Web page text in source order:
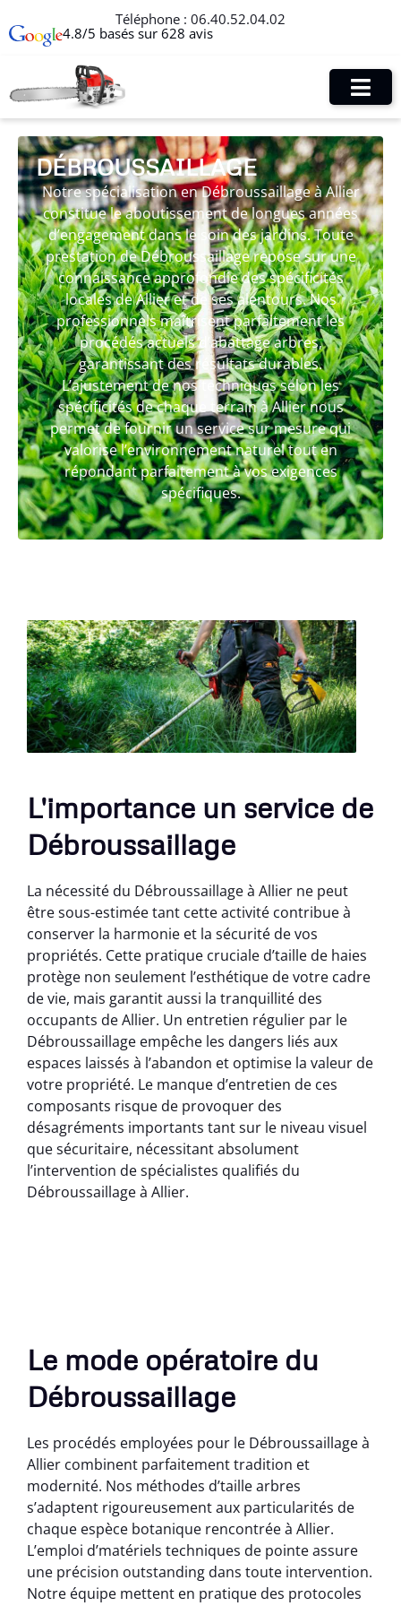
Téléphone : 06.40.52.04.02
4.8/5 basés sur 628 avis
DÉBROUSSAILLAGE
Notre spécialisation en Débroussaillage à Allier
constitue le aboutissement de longues années
d’engagement dans le soin des jardins. Toute
prestation de Débroussaillage repose sur une
connaissance approfondie des spécificités
locales de Allier et de ses alentours. Nos
professionnels maîtrisent parfaitement les
procédés actuels d’abattage arbres,
garantissant des résultats durables.
L’ajustement de nos techniques selon les
spécificités de chaque terrain à Allier nous
permet de fournir un service sur mesure qui
valorise l’environnement naturel tout en
répondant parfaitement à vos exigences
spécifiques.
L'importance un service de
Débroussaillage
La nécessité du Débroussaillage à Allier ne peut
être sous-estimée tant cette activité contribue à
conserver la harmonie et la sécurité de vos
propriétés. Cette pratique cruciale d’taille de haies
protège non seulement l’esthétique de votre cadre
de vie, mais garantit aussi la tranquillité des
occupants de Allier. Un entretien régulier par le
Débroussaillage empêche les dangers liés aux
espaces laissés à l’abandon et optimise la valeur de
votre propriété. Le manque d’entretien de ces
composants risque de provoquer des
désagréments importants tant sur le niveau visuel
que sécuritaire, nécessitant absolument
l’intervention de spécialistes qualifiés du
Débroussaillage à Allier.
Le mode opératoire du
Débroussaillage
Les procédés employées pour le Débroussaillage à
Allier combinent parfaitement tradition et
modernité. Nos méthodes d’taille arbres
s’adaptent rigoureusement aux particularités de
chaque espèce botanique rencontrée à Allier.
L’emploi d’matériels techniques de pointe assure
une précision outstanding dans toute intervention.
Notre équipe mettent en pratique des protocoles